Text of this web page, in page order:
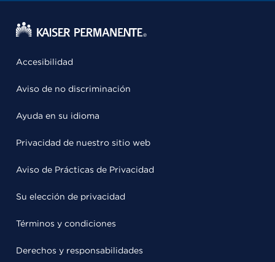
Accesibilidad
Aviso de no discriminación
Ayuda en su idioma
Privacidad de nuestro sitio web
Aviso de Prácticas de Privacidad
Su elección de privacidad
Términos y condiciones
Derechos y responsabilidades